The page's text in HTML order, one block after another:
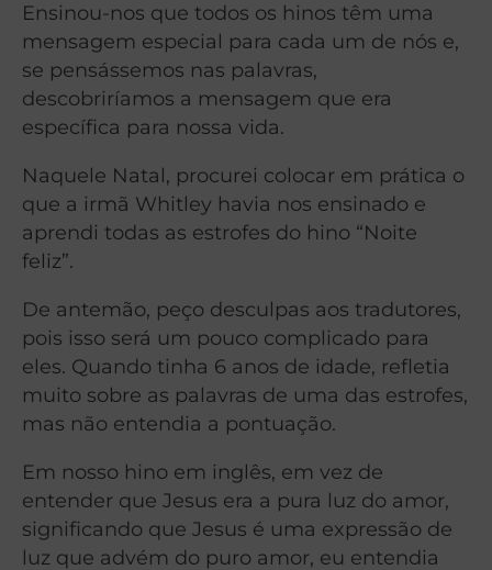
Ensinou-nos que todos os hinos têm uma
mensagem especial para cada um de nós e,
se pensássemos nas palavras,
descobriríamos a mensagem que era
específica para nossa vida.
Naquele Natal, procurei colocar em prática o
que a irmã Whitley havia nos ensinado e
aprendi todas as estrofes do hino “Noite
feliz”.
De antemão, peço desculpas aos tradutores,
pois isso será um pouco complicado para
eles. Quando tinha 6 anos de idade, refletia
muito sobre as palavras de uma das estrofes,
mas não entendia a pontuação.
Em nosso hino em inglês, em vez de
entender que Jesus era a pura luz do amor,
significando que Jesus é uma expressão de
luz que advém do puro amor, eu entendia